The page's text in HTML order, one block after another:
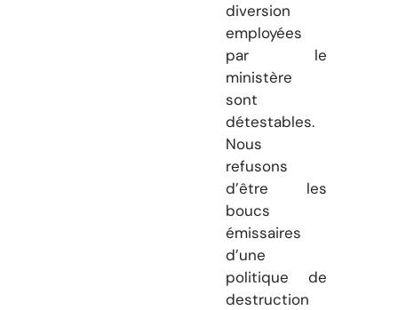
diversion
employées
par le
ministère
sont
détestables.
Nous
refusons
d’être les
boucs
émissaires
d’une
politique de
destruction